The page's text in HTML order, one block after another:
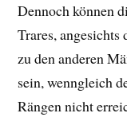
Dennoch können
Trares,
zu den anderen
sein, wenngleich
Rängen nicht